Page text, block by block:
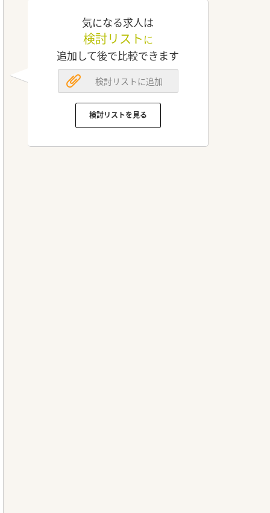
気になる求人は
検討リスト に
追加して後で比較できます
検討リストに追加
検討リストを見る